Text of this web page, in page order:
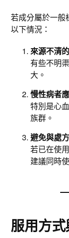
若成分屬於一般
以下情況：
來源不清
有些不明
大。
慢性病者
特別是心
族群。
避免與處
若已在使
建議同時
服用方